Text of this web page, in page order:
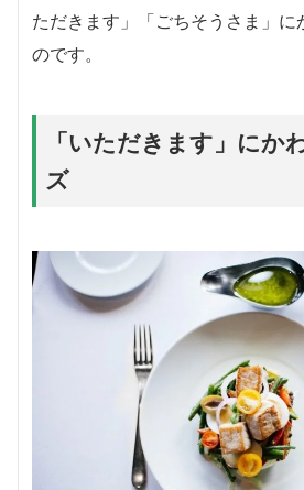
ただきます」「ごちそうさま」に
のです。
「いただきます」にか
ズ